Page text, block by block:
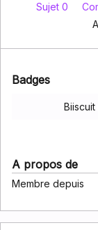
Sujet 0
Badges
A propos de
Membre depuis